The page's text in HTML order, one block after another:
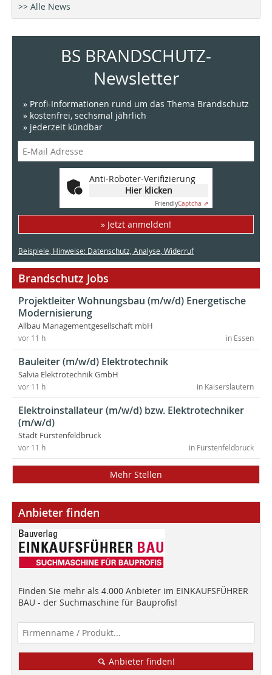
>> Alle News
BS BRANDSCHUTZ-
Newsletter
» Profi-Informationen rund um das Thema Brandschutz
» kostenfrei, sechsmal jährlich
» jederzeit kündbar
Anti-Roboter-Verifizierung
Hier klicken
FriendlyCaptcha ⇗
» Jetzt anmelden!
Beispiele, Hinweise: Datenschutz, Analyse, Widerruf
Brandschutz Jobs
Projektleiter Wohnungsbau (m/w/d) Energetische
Modernisierung
Allbau Managementgesellschaft mbH
in Essen
vor 11 h
Bauleiter (m/w/d) Elektrotechnik
Salvia Elektrotechnik GmbH
in Kaiserslautern
vor 11 h
Elektroinstallateur (m/w/d) bzw. Elektrotechniker
(m/w/d)
Stadt Fürstenfeldbruck
in Fürstenfeldbruck
vor 11 h
Mehr Stellen
Anbieter finden
Finden Sie mehr als 4.000 Anbieter im EINKAUFSFÜHRER
BAU - der Suchmaschine für Bauprofis!
Anbieter finden!